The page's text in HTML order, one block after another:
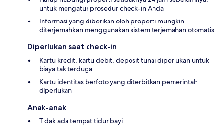
untuk mengatur prosedur check-in Anda
Informasi yang diberikan oleh properti mungkin
diterjemahkan menggunakan sistem terjemahan otomatis
Diperlukan saat check-in
Kartu kredit, kartu debit, deposit tunai diperlukan untuk
biaya tak terduga
Kartu identitas berfoto yang diterbitkan pemerintah
diperlukan
Anak-anak
Tidak ada tempat tidur bayi